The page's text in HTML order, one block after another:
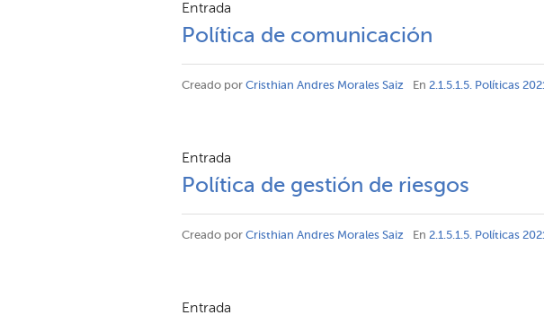
Entrada
Política de comunicación
Creado por Cristhian Andres Morales Saiz En 2.1.5.1.5. Políticas
Entrada
Política de gestión de riesgos
Creado por Cristhian Andres Morales Saiz En 2.1.5.1.5. Políticas
Entrada